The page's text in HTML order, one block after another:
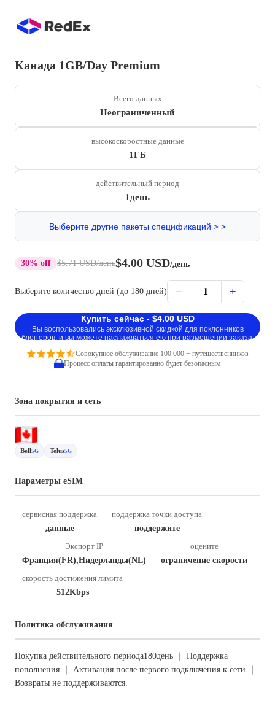
Канада 1GB/Day Premium
Всего данных
Неограниченный
высокоскоростные данные
1ГБ
действительный период
1день
Выберите другие пакеты спецификаций > >
30% off $5.71 USD/день$4.00 USD/день
Выберите количество дней (до 180 дней) − 1 +
Купить сейчас - $4.00 USD
Вы воспользовались эксклюзивной скидкой для поклонников
блоггеров, и вы можете наслаждаться ею при размещении заказа.
Совокупное обслуживание 100 000 + путешественников
Процесс оплаты гарантированно будет безопасным
Зона покрытия и сеть
Bell5G Telus5G
Параметры eSIM
сервисная поддержка
данные
поддержка точки доступа
поддержите
Экспорт IP
Франция(FR),Нидерланды(NL)
оцените
ограничение скорости
скорость достижения лимита
512Kbps
Политика обслуживания
Покупка действительного периода180день ｜ Поддержка
пополнения ｜ Активация после первого подключения к сети ｜
Возвраты не поддерживаются.